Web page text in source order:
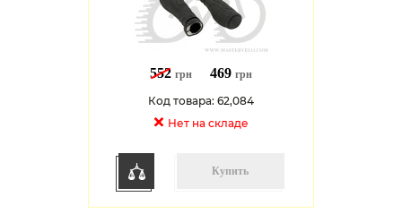
552 грн 469 грн
Код товара: 62,084
Нет на cкладе
Купить